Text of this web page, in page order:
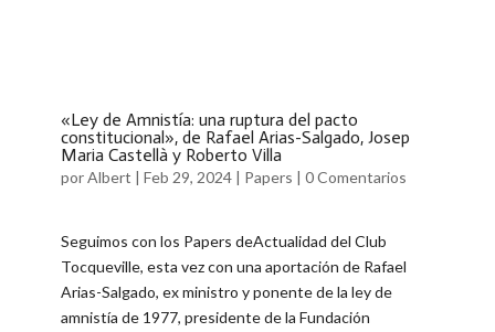
«Ley de Amnistía: una ruptura del pacto
constitucional», de Rafael Arias-Salgado, Josep
Maria Castellà y Roberto Villa
porAlbert | Feb 29, 2024| Papers | 0 Comentarios
Seguimos con los Papers deActualidad del Club
Tocqueville, esta vez con una aportación de Rafael
Arias-Salgado, ex ministro y ponente de la ley de
amnistía de 1977, presidente de la Fundación